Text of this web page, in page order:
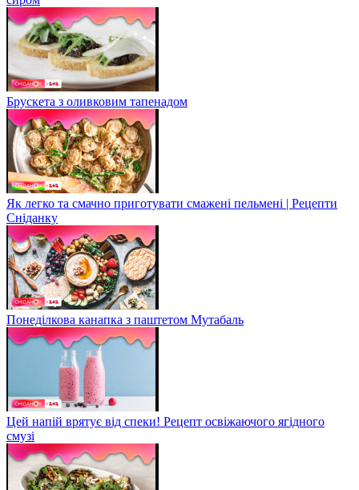
Брускета з оливковим тапенадом
Як легко та смачно приготувати смажені пельмені | Рецепти
Сніданку
Понеділкова канапка з паштетом Мутабаль
Цей напій врятує від спеки! Рецепт освіжаючого ягідного
смузі